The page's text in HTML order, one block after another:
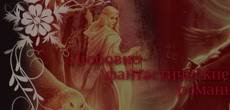
Любовно-
фантастические